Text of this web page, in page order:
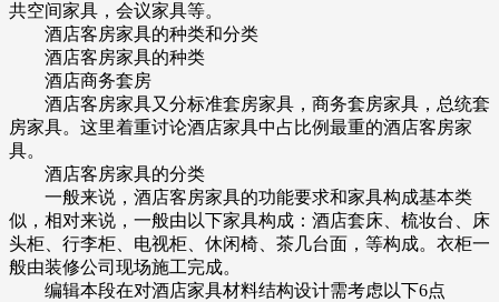
共空间家具，会议家具等。
酒店客房家具的种类和分类
酒店客房家具的种类
酒店商务套房
酒店客房家具又分标准套房家具，商务套房家具，总统套
房家具。这里着重讨论酒店家具中占比例最重的酒店客房家
具。
酒店客房家具的分类
一般来说，酒店客房家具的功能要求和家具构成基本类
似，相对来说，一般由以下家具构成：酒店套床、梳妆台、床
头柜、行李柜、电视柜、休闲椅、茶几台面，等构成。衣柜一
般由装修公司现场施工完成。
编辑本段在对酒店家具材料结构设计需考虑以下6点